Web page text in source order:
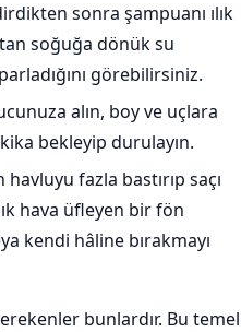
sonra şampuanı ılık
soğuğa dönük su
görebilirsiniz.
alın, boy ve uçlara
bekleyip durulayın.
havluyu fazla bastırıp saçı
hava üfleyen bir fön
kendi hâline bırakmayı
bunlardır. Bu temel